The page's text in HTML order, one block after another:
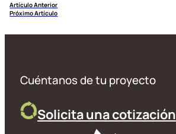
Artículo Anterior
Próximo Artículo
Cuéntanos de tu proyecto
Solicita una cotización